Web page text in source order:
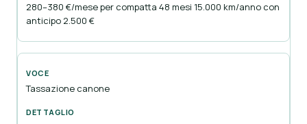
280–380 €/mese per compatta 48 mesi 15.000 km/anno con
anticipo 2.500 €
Tassazione canone